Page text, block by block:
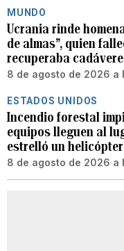
MUNDO
Ucrania rinde
de almas”, quien
recuperaba
8 de agosto de 2026 a
ESTADOS UNIDOS
Incendio forestal
equipos lleguen al
estrelló un
8 de agosto de 2026 a